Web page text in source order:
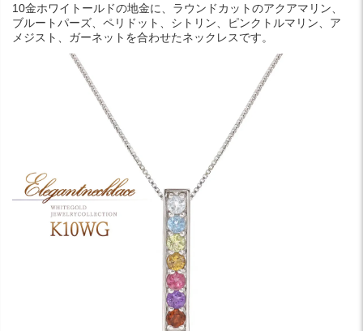
10金ホワイトールドの地金に、ラウンドカットのアクアマリン、
ブルートパーズ、ペリドット、シトリン、ピンクトルマリン、ア
メジスト、ガーネットを合わせたネックレスです。